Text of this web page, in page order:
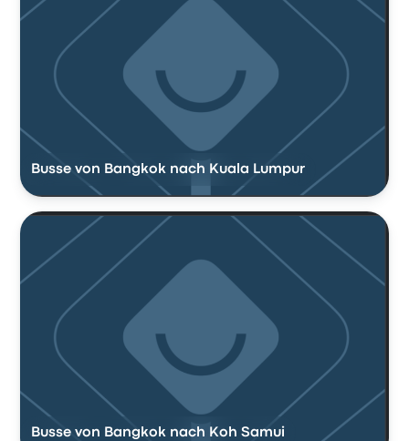
Busse von Bangkok nach Kuala Lumpur
Busse von Bangkok nach Koh Samui